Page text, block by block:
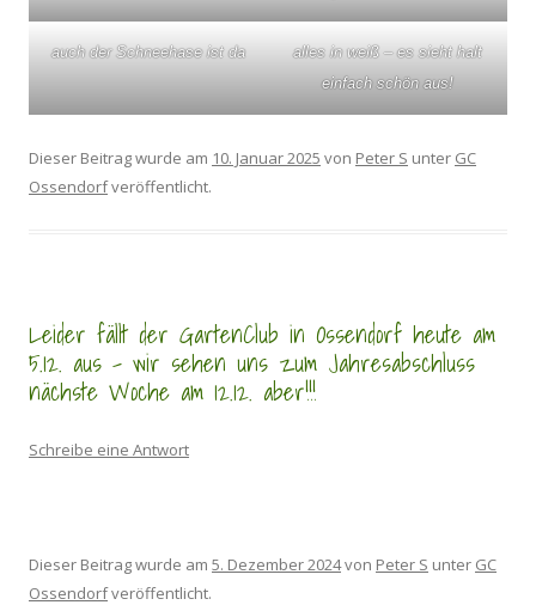
auch der Schneehase ist da
alles in weiß – es sieht halt
einfach schön aus!
Dieser Beitrag wurde am 10. Januar 2025 von Peter S unter GC
Ossendorfveröffentlicht.
Leider fällt der GartenClub in Ossendorf heute am
5.12. aus – wir sehen uns zum Jahresabschluss
nächste Woche am 12.12. aber!!!
Schreibe eine Antwort
Dieser Beitrag wurde am 5. Dezember 2024von Peter S unter GC
Ossendorfveröffentlicht.